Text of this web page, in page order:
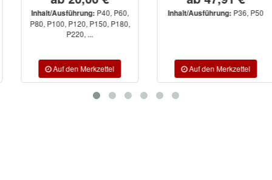
Inhalt/Ausführung:P40, P60,
P80, P100, P120, P150, P180,
P220, ...
Inhalt/Ausführung:P36, P50